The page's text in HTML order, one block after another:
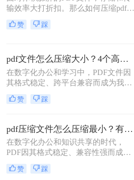
格限制，最常见的门槛就是5MB。一
个几十兆甚至上百兆的PDF文件，不
仅传输耗时，还可能直接导致发送失
输效率大打折扣。那么如何压缩pdf文
件大小呢？本文为您梳理6种主流压
缩方案，从原理到实操，助您轻松掌
赞 踩
pdf文件怎么压缩大小？4个高效传输与存储方法详解！
在数字化办公和学习中，PDF文件因
其格式稳定、跨平台兼容而成为我们
日常交流的首选格式。然而，过大的
PDF文件——无论是包含大量高分辨
书，还是设计精美的产品手册——都
会给邮件发送、云端存储和即时传输
带来诸多不便。幸运的是，通过一系
列高效的方法，我们可以显著减小
PDF文件的体积，而无需牺牲过多的
可读性。那么pdf文件怎么压缩大小
赞 踩
pdf压缩文件怎么压缩最小？有效压缩方法终极指南！
在数字化办公和知识共享的时代，
PDF因其格式稳定、兼容性强而成为
文档传输的首选。然而，庞大的PDF
文件时常为我们带来困扰：邮箱附件
赞 踩